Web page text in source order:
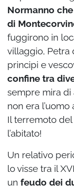
Normanno
di
fuggirono in
villaggio, Petra
principi e
confine tra
sempre mira di
non era
Il terremoto del
l’abitato!
Un relativo
lo visse tra il
un feudo dei